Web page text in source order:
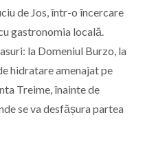
de Jos, într-o încercare
gastronomia locală.
la Domeniul Burzo, la
hidratare amenajat pe
Treime, înainte de
se va desfășura partea